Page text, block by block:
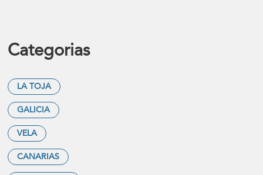
Categorias
LA TOJA
GALICIA
VELA
CANARIAS